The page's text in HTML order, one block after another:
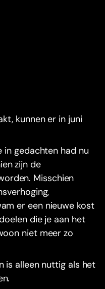
kunnen er in juni
in gedachten had nu
zijn de
Misschien
er een nieuwe kost
die je aan het
niet meer zo
is alleen nuttig als het